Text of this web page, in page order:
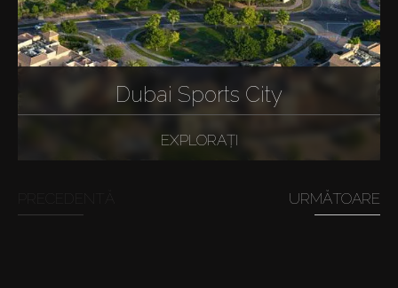
Dubai Sports City
EXPLORAȚI
URMĂTOARE